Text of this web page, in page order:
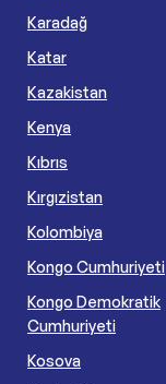
Karadağ
Katar
Kazakistan
Kenya
Kıbrıs
Kırgızistan
Kolombiya
Kongo Cumhuriyeti
Kongo Demokratik
Cumhuriyeti
Kosova